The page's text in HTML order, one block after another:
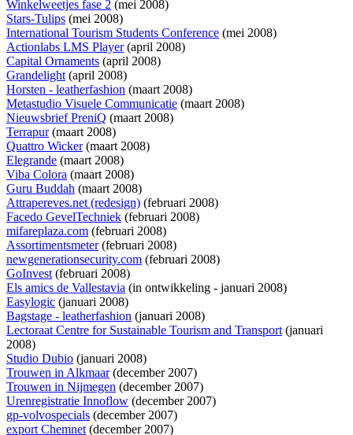
Winkelweetjes fase 2 (mei 2008)
Stars-Tulips (mei 2008)
International Tourism Students Conference (mei 2008)
Actionlabs LMS Player(april 2008)
Capital Ornaments (april 2008)
Grandelight(april 2008)
Horsten - leatherfashion (maart 2008)
Metastudio Visuele Communicatie (maart 2008)
Nieuwsbrief PreniQ (maart 2008)
Terrapur(maart 2008)
Quattro Wicker(maart 2008)
Elegrande (maart 2008)
Viba Colora (maart 2008)
Guru Buddah (maart 2008)
Attrapereves.net (redesign) (februari 2008)
Facedo GevelTechniek (februari 2008)
mifareplaza.com (februari 2008)
Assortimentsmeter(februari 2008)
newgenerationsecurity.com (februari 2008)
GoInvest(februari 2008)
Els amics de Vallestavia (in ontwikkeling - januari 2008)
Easylogic (januari 2008)
Bagstage - leatherfashion (januari 2008)
Lectoraat Centre for Sustainable Tourism and Transport(januari
2008)
Studio Dubio (januari 2008)
Trouwen in Alkmaar(december 2007)
Trouwen in Nijmegen (december 2007)
Urenregistratie Innoflow (december 2007)
gp-volvospecials (december 2007)
export Chemnet(december 2007)